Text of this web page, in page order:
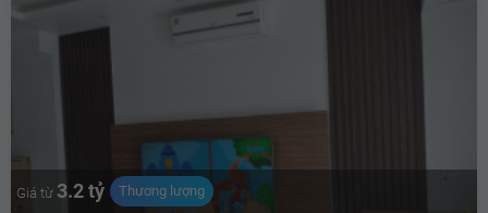
Giá từ 3.2 tỷ Thương lượng